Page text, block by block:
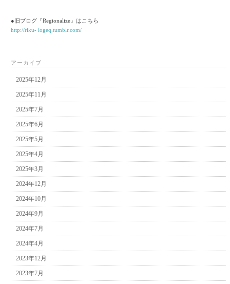
●旧ブログ『Regionalize』はこちら
http://riku- logeq.tumblr.com/
アーカイブ
2025年12月
2025年11月
2025年7月
2025年6月
2025年5月
2025年4月
2025年3月
2024年12月
2024年10月
2024年9月
2024年7月
2024年4月
2023年12月
2023年7月